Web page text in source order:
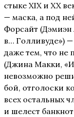
стыке XIX и XX
— маска, а под
Форсайт
в… Голливуде»)
даже тем, что не
(Джина Макки,
невозможно
бой, отголоски
всех остальных
и шелест